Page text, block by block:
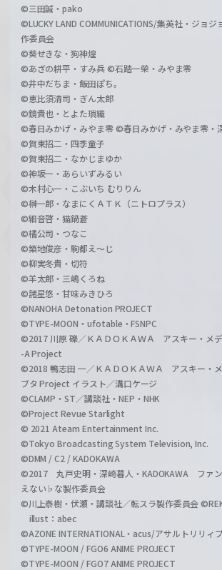
©三田誠・pako
©LUCKY LAND COMMUNICATIONS/集英社・ジョジ
作委員会
©葵せきな・狗神煌
©あざの耕平・すみ兵 ©石踏一榮・みやま零
©井中だちま・飯田ぽち。
©恵比須清司・ぎん太郎
©鏡貴也・とよた瑣織
©春日みかげ・みやま零 ©春日みかげ・みやま零・
©賀東招二・四季童子
©賀東招二・なかじまゆか
©神坂一・あらいずみるい
©木村心一・こぶいち むりりん
©榊一郎・なまにくＡＴＫ（ニトロプラス）
©細音啓・猫鍋蒼
©橘公司・つなこ
©築地俊彦・駒都え～じ
©柳実冬貴・切符
©羊太郎・三嶋くろね
©諸星悠・甘味みきひろ
©NANOHA Detonation PROJECT
©TYPE-MOON・ufotable・FSNPC
©2017 川原 礫／ＫＡＤＯＫＡＷＡ アスキー・メ
-A Project
©2018 鴨志田 一／ＫＡＤＯＫＡＷＡ アスキー・
ブタ Project イラスト／溝口ケージ
©CLAMP・ST／講談社・NEP・NHK
©Project Revue Starlight
© 2021 Ateam Entertainment Inc.
©Tokyo Broadcasting System Television, Inc.
©DMM / C2 / KADOKAWA
©2017 丸戸史明・深崎暮人・KADOKAWA ファ
えない♭な製作委員会
©川上泰樹・伏瀬・講談社／転スラ製作委員会
illust：abec
©AZONE INTERNATIONAL・acus/アサルトリリィ
©TYPE-MOON / FGO6 ANIME PROJECT
©TYPE-MOON / FGO7 ANIME PROJECT